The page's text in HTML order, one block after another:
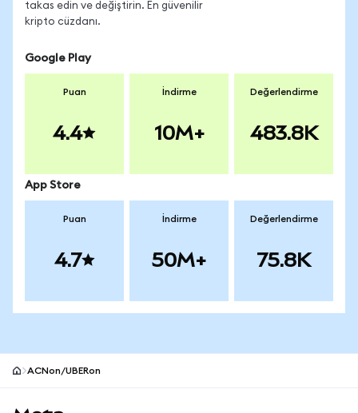
takas edin ve değiştirin. En güvenilir
kripto cüzdanı.
Google Play
Puan
4.4
İndirme
10M+
Değerlendirme
483.8K
App Store
Puan
4.7
İndirme
50M+
Değerlendirme
75.8K
ACNon/UBERon